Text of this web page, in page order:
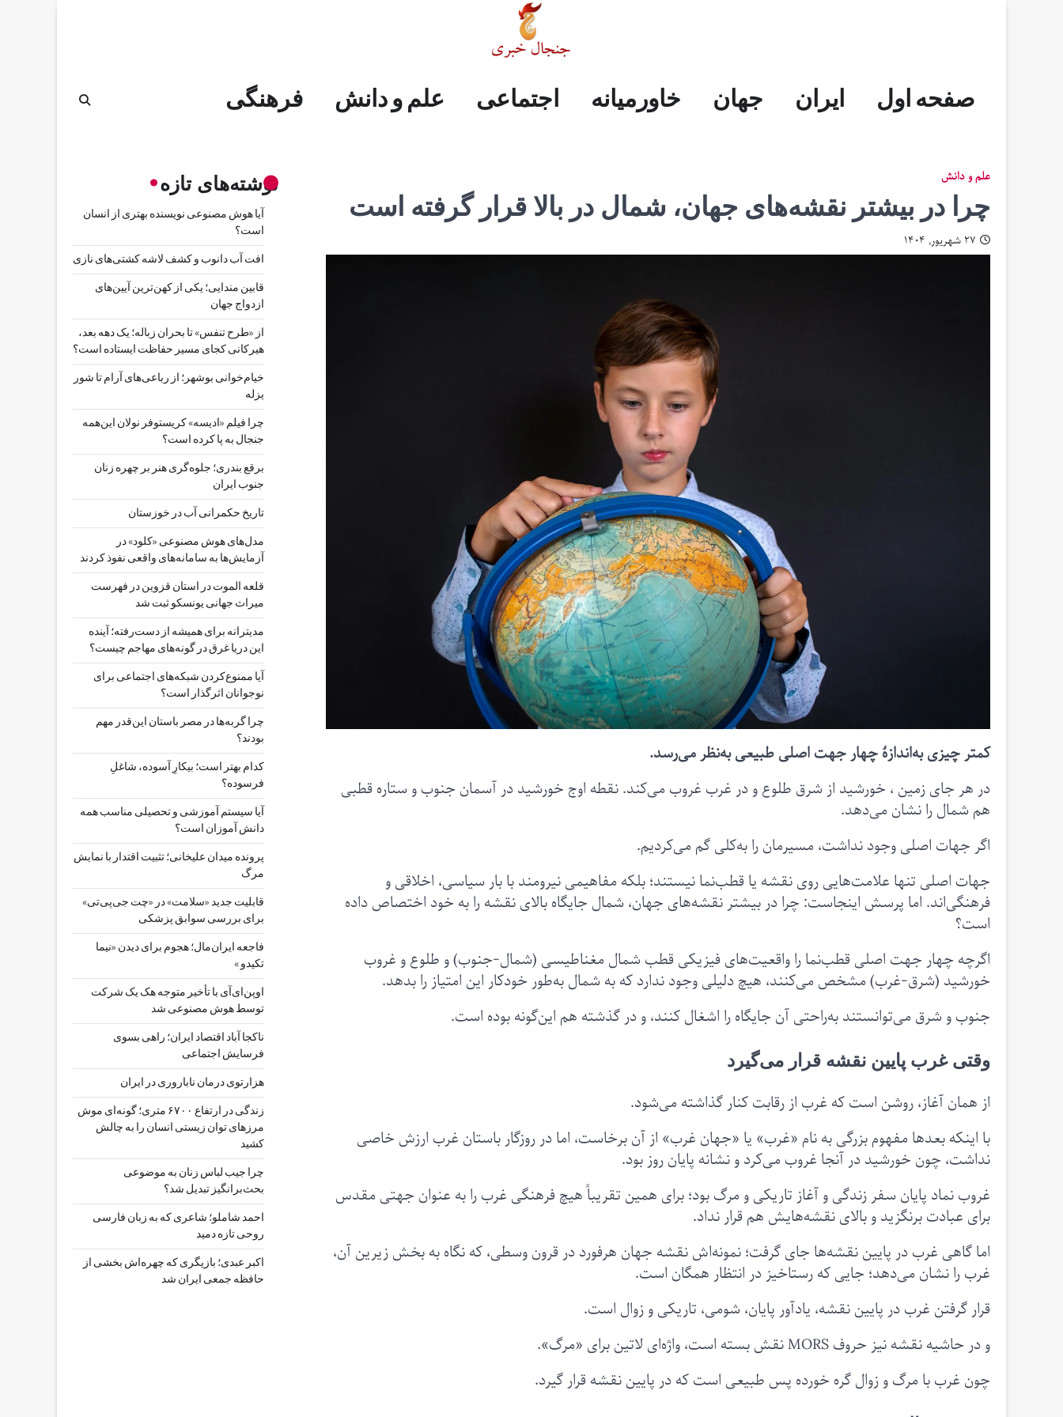
صفحه
ایران
جهان
خاورمیانه
اجتماعی
علم
فرهنگی
صفحه اول ایران جهان خاورمیانه اجتماعی علم و دانش فرهنگی
علم و دانش
چرا در بیشتر نقشه‌های جهان، شمال در بالا قرار گرفته است
۲۷ شهریور, ۱۴۰۴
کمتر چیزی به‌اندازهٔ چهار جهت اصلی طبیعی به‌نظر می‌رسد.
در هر جای زمین ، خورشید از شرق طلوع و در غرب غروب می‌کند. نقطه اوج خورشید در آسمان جنوب و ستاره قطبی
هم شمال را نشان می‌دهد.
اگر جهات اصلی وجود نداشت، مسیرمان را به‌کلی گم می‌کردیم.
جهات اصلی تنها علامت‌هایی روی نقشه یا قطب‌نما نیستند؛ بلکه مفاهیمی نیرومند با بار سیاسی، اخلاقی و
فرهنگی‌اند. اما پرسش اینجاست: چرا در بیشتر نقشه‌های جهان، شمال جایگاه بالای نقشه را به خود اختصاص داده
است؟
اگرچه چهار جهت اصلی قطب‌نما را واقعیت‌های فیزیکی قطب شمال مغناطیسی (شمال-جنوب) و طلوع و غروب
خورشید (شرق-غرب) مشخص می‌کنند، هیچ دلیلی وجود ندارد که به شمال به‌طور خودکار این امتیاز را بدهد.
جنوب و شرق می‌توانستند به‌راحتی آن جایگاه را اشغال کنند، و در گذشته هم این‌گونه بوده است.
وقتی غرب پایین نقشه قرار می‌گیرد
از همان آغاز، روشن است که غرب از رقابت کنار گذاشته می‌شود.
با اینکه بعدها مفهوم بزرگی به نام «غرب» یا «جهان غرب» از آن برخاست، اما در روزگار باستان غرب ارزش خاصی
نداشت، چون خورشید در آنجا غروب می‌کرد و نشانه پایان روز بود.
غروب نماد پایان سفر زندگی و آغاز تاریکی و مرگ بود؛ برای همین تقریباً هیچ فرهنگی غرب را به عنوان جهتی مقدس
برای عبادت برنگزید و بالای نقشه‌هایش هم قرار نداد.
اما گاهی غرب در پایین نقشه‌ها جای گرفت؛ نمونه‌اش نقشه جهان هرفورد در قرون وسطی، که نگاه به بخش زیرین آن،
غرب را نشان می‌دهد؛ جایی که رستاخیز در انتظار همگان است.
قرار گرفتن غرب در پایین نقشه، یادآور پایان، شومی، تاریکی و زوال است.
و در حاشیه نقشه نیز حروف MORS نقش بسته است، واژه‌ای لاتین برای «مرگ».
چون غرب با مرگ و زوال گره خورده پس طبیعی است که در پایین نقشه قرار گیرد.
نوشته‌های تازه
آیا هوش مصنوعی نویسنده بهتری از انسان
است؟
افت آب دانوب و کشف لاشه کشتی‌های نازی
قابین مندایی؛ یکی از کهن‌ترین آیین‌های
ازدواج جهان
از «طرح تنفس» تا بحران زباله؛ یک دهه بعد،
هیرکانی کجای مسیر حفاظت ایستاده است؟
خیام‌خوانی بوشهر؛ از رباعی‌های آرام تا شور
یزله
چرا فیلم «ادیسه» کریستوفر نولان این‌همه
جنجال به پا کرده است؟
برقع بندری؛ جلوه‌گری هنر بر چهره زنان
جنوب ایران
تاریخ حکمرانی آب در خوزستان
مدل‌های هوش مصنوعی «کلود» در
آزمایش‌ها به سامانه‌های واقعی نفوذ کردند
قلعه الموت در استان قزوین در فهرست
میراث جهانی یونسکو ثبت شد
مدیترانه برای همیشه از دست‌رفته؛ آینده
این دریا غرق در گونه‌های مهاجم چیست؟
آیا ممنوع‌کردن شبکه‌های اجتماعی برای
نوجوانان اثرگذار است؟
چرا گربه‌ها در مصر باستان این‌قدر مهم
بودند؟
کدام بهتر است؛ بیکارِ آسوده، شاغلِ
فرسوده؟
آیا سیستم آموزشی و تحصیلی مناسب همه
دانش آموزان است؟
پرونده میدان علیخانی؛ تثبیت اقتدار با نمایش
مرگ
قابلیت جدید «سلامت» در «چت ‌جی‌پی‌تی»
برای بررسی سوابق پزشکی
فاجعه ایران‌مال؛ هجوم برای دیدن «نیما
تکیدو »
اوپن‌ای‌آی با تأخیر متوجه هک یک شرکت
توسط هوش مصنوعی شد
ناکجا آباد اقتصاد ایران؛ راهی بسوی
فرسایش اجتماعی
هزارتوی درمان ناباروری در ایران
زندگی در ارتفاع ۶۷۰۰ متری؛ گونه‌ای موش
مرزهای توان زیستی انسان را به چالش
کشید
چرا جیب‌ لباس زنان به موضوعی
بحث‌برانگیز تبدیل شد؟
احمد شاملو؛ شاعری که به زبان فارسی
روحی تازه دمید
اکبر عبدی؛ بازیگری که چهره‌اش بخشی از
حافظه جمعی ایران شد